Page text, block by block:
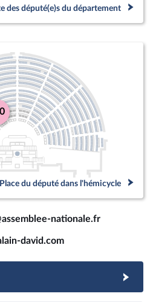
des député(e)s du département
Place du député dans l'hémicycle
nationale.fr
david.com